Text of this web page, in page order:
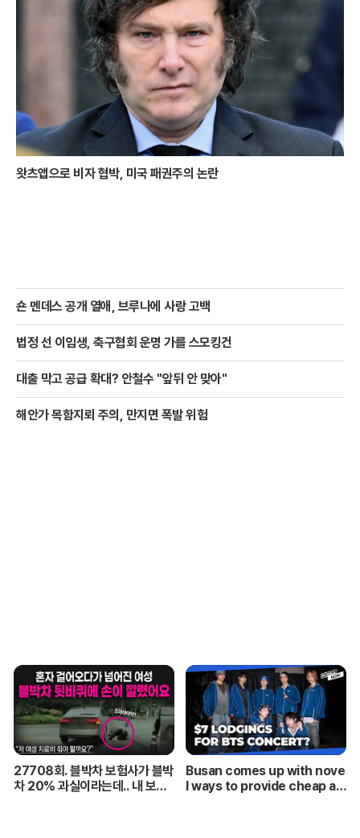
왓츠앱으로 비자 협박, 미국 패권주의 논란
숀 멘데스 공개 열애, 브루나에 사랑 고백
법정 선 이임생, 축구협회 운명 가를 스모킹건
대출 막고 공급 확대? 안철수 "앞뒤 안 맞아"
해안가 목함지뢰 주의, 만지면 폭발 위험
27708회. 블박차 보험사가 블박
차 20% 과실이라는데.. 내 보험
Busan comes up with nove
l ways to provide cheap ac